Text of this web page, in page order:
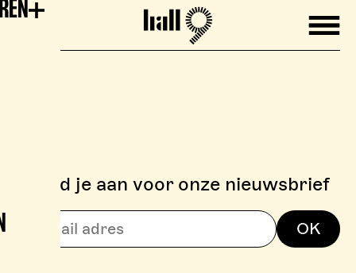
Mobile
Hall9
> BOULDERZONE
Meld je aan voor onze nieuwsbrief
OK